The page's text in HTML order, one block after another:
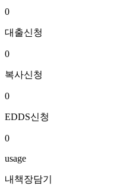
0
대출신청
0
복사신청
0
EDDS신청
0
usage
내책장담기